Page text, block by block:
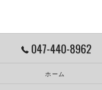
047-440-8962
ホーム